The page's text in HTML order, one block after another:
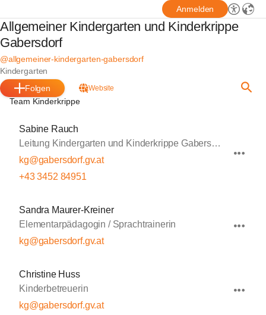
Anmelden
Allgemeiner Kindergarten und Kinderkrippe
Gabersdorf
@allgemeiner-kindergarten-gabersdorf
Kindergarten
Folgen
Website
Team Kinderkrippe
Sabine Rauch
Leitung Kindergarten und Kinderkrippe Gabersdorf
kg@gabersdorf.gv.at
+43 3452 84951
Sandra Maurer-Kreiner
Elementarpädagogin / Sprachtrainerin
kg@gabersdorf.gv.at
Christine Huss
Kinderbetreuerin
kg@gabersdorf.gv.at